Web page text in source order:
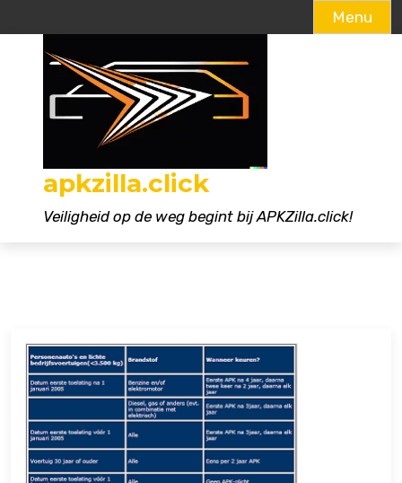
Menu
apkzilla.click
Veiligheid op de weg begint bij APKZilla.click!